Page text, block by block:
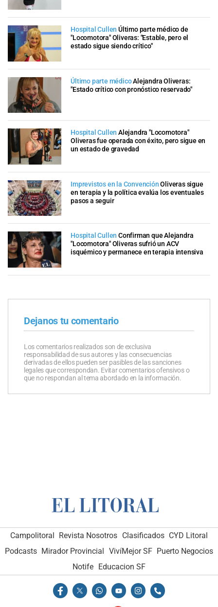
Hospital Cullen Último parte médico de
"Locomotora" Oliveras: "Estable, pero el
estado sigue siendo crítico"
Último parte médicoAlejandra Oliveras:
"Estado crítico con pronóstico reservado"
Hospital Cullen Alejandra "Locomotora"
Oliveras fue operada con éxito, pero sigue en
un estado de gravedad
Imprevistos en la Convención Oliveras sigue
en terapia y la política evalúa los eventuales
pasos a seguir
Hospital Cullen Confirman que Alejandra
"Locomotora" Oliveras sufrió un ACV
isquémico y permanece en terapia intensiva
Dejanos tu comentario
Los comentarios realizados son de exclusiva
responsabilidad de sus autores y las consecuencias
derivadas de ellos pueden ser pasibles de las sanciones
legales que correspondan. Evitar comentarios ofensivos o
que no respondan al tema abordado en la información.
Campolitoral Revista Nosotros Clasificados CYD Litoral
Podcasts Mirador Provincial VivíMejor SF Puerto Negocios
Notife
Educacion SF